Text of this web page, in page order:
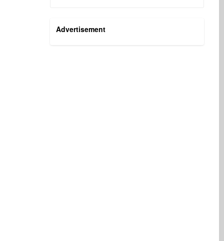
Advertisement